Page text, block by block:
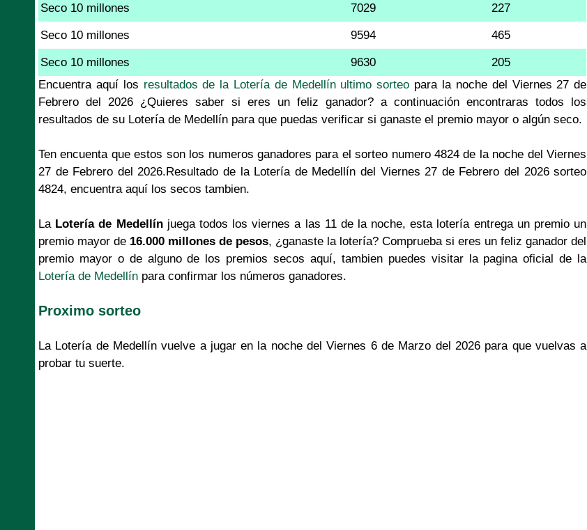
Seco 10 millones 7029 227
Seco 10 millones 9594 465
Seco 10 millones 9630
205
Encuentra aquí los resultados de la Lotería de Medellín ultimo sorteo para la noche del Viernes 27 de
Febrero del 2026 ¿Quieres saber si eres un feliz ganador? a continuación encontraras todos los
resultados de su Lotería de Medellín para que puedas verificar si ganaste el premio mayor o algún seco.
Ten encuenta que estos son los numeros ganadores para el sorteo numero 4824 de la noche del Viernes
27 de Febrero del 2026.Resultado de la Lotería de Medellín del Viernes 27 de Febrero del 2026 sorteo
4824, encuentra aquí los secos tambien.
La Lotería de Medellín juega todos los viernes a las 11 de la noche, esta lotería entrega un premio un
premio mayor de 16.000 millones de pesos, ¿ganaste la lotería? Comprueba si eres un feliz ganador del
premio mayor o de alguno de los premios secos aquí, tambien puedes visitar la pagina oficial de la
Lotería de Medellín para confirmar los números ganadores.
Proximo sorteo
La Lotería de Medellín vuelve a jugar en la noche del Viernes 6 de Marzo del 2026 para que vuelvas a
probar tu suerte.